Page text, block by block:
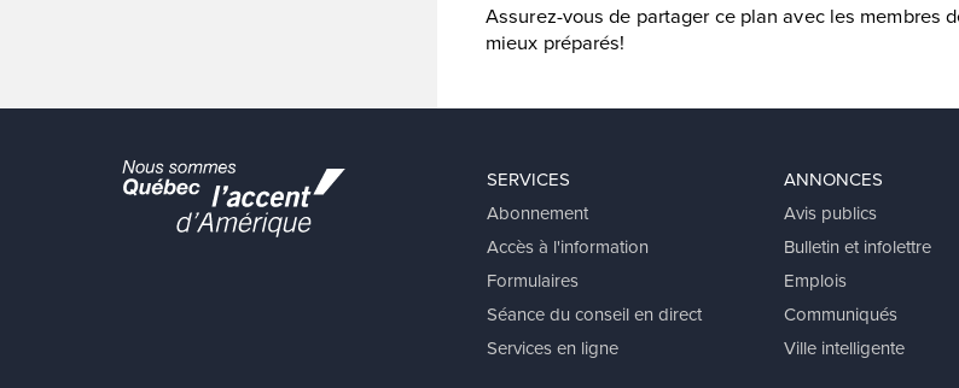
Assurez-vous de partager ce plan avec les membres
mieux préparés!
SERVICES
Abonnement
Accès à l'information
Formulaires
Séance du conseil en direct
Services en ligne
ANNONCES
Avis publics
Bulletin et infolettre
Emplois
Communiqués
Ville intelligente